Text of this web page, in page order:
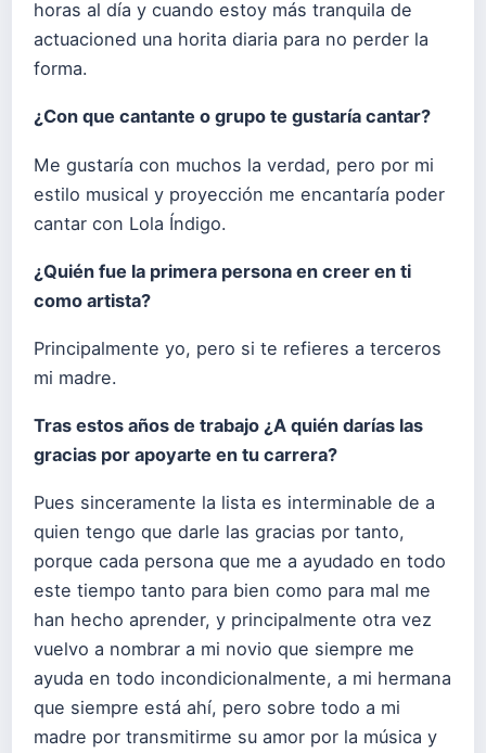
horas al día y cuando estoy más tranquila de
actuacioned una horita diaria para no perder la
forma.
¿Con que cantante o grupo te gustaría cantar?
Me gustaría con muchos la verdad, pero por mi
estilo musical y proyección me encantaría poder
cantar con Lola Índigo.
¿Quién fue la primera persona en creer en ti
como artista?
Principalmente yo, pero si te refieres a terceros
mi madre.
Tras estos años de trabajo ¿A quién darías las
gracias por apoyarte en tu carrera?
Pues sinceramente la lista es interminable de a
quien tengo que darle las gracias por tanto,
porque cada persona que me a ayudado en todo
este tiempo tanto para bien como para mal me
han hecho aprender, y principalmente otra vez
vuelvo a nombrar a mi novio que siempre me
ayuda en todo incondicionalmente, a mi hermana
que siempre está ahí, pero sobre todo a mi
madre por transmitirme su amor por la música y